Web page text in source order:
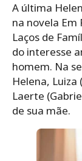
A última
na novela Em
Laços de
do interesse
homem. Na
Helena,
Laerte
de sua mãe.